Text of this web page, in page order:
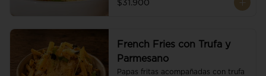
$31.900
French Fries con Trufa y
Parmesano
Papas fritas acompañadas con trufa